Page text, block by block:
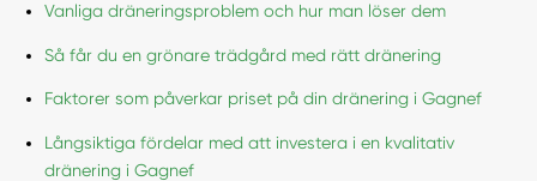
Vanliga dräneringsproblem och hur man löser dem
Så får du en grönare trädgård med rätt dränering
Faktorer som påverkar priset på din dränering i Gagnef
Långsiktiga fördelar med att investera i en kvalitativ
dränering i Gagnef